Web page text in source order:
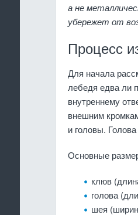
а не
убережет от
Процесс
Для начала
лебедя едва ли
внутреннему
внешним
и головы.
Основные
клюв
голова
шея